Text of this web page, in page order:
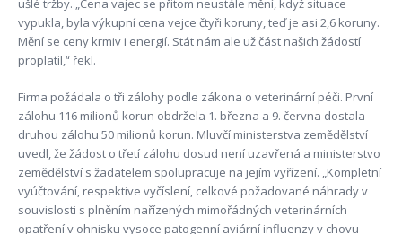
ušlé tržby. „Cena vajec se přitom neustále mění, když situace
vypukla, byla výkupní cena vejce čtyři koruny, teď je asi 2,6 koruny.
Mění se ceny krmiv i energií. Stát nám ale už část našich žádostí
proplatil,“ řekl.
Firma požádala o tři zálohy podle zákona o veterinární péči. První
zálohu 116 milionů korun obdržela 1. března a 9. června dostala
druhou zálohu 50 milionů korun. Mluvčí ministerstva zemědělství
uvedl, že žádost o třetí zálohu dosud není uzavřená a ministerstvo
zemědělství s žadatelem spolupracuje na jejím vyřízení. „Kompletní
vyúčtování, respektive vyčíslení, celkové požadované náhrady v
souvislosti s plněním nařízených mimořádných veterinárních
opatření v ohnisku vysoce patogenní aviární influenzy v chovu